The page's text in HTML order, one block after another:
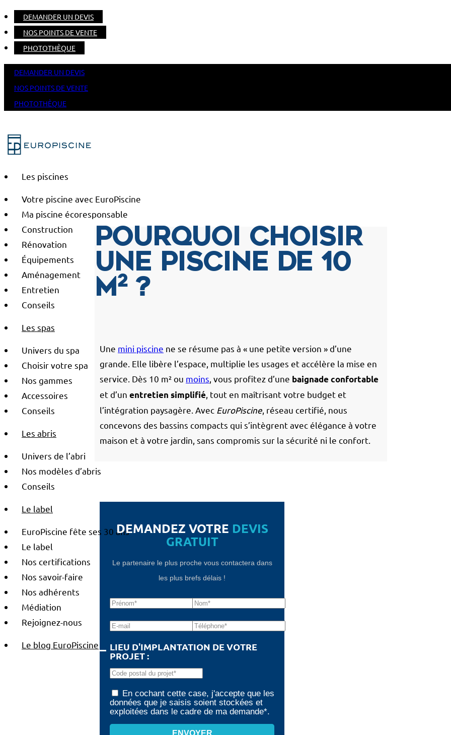
DEMANDER UN DEVIS
NOS POINTS DE VENTE
PHOTOTHÈQUE
DEMANDER UN DEVIS
NOS POINTS DE VENTE
PHOTOTHÈQUE
Les piscines
Votre piscine avec EuroPiscine
Ma piscine écoresponsable
Construction
Rénovation
Équipements
Aménagement
Entretien
Conseils
Les spas
Univers du spa
Choisir votre spa
Nos gammes
Accessoires
Conseils
Les abris
Univers de l’abri
Nos modèles d’abris
Conseils
Le label
EuroPiscine fête ses 30 ans
Le label
Nos certifications
Nos savoir-faire
Nos adhérents
Médiation
Rejoignez-nous
Le blog EuroPiscine
Pourquoi choisir
une piscine de 10
m² ?
Une mini piscine ne se résume pas à « une petite version » d’une
grande. Elle libère l’espace, multiplie les usages et accélère la mise en
service. Dès 10 m² ou moins , vous profitez d’une baignade confortable
et d’un entretien simplifié , tout en maîtrisant votre budget et
l’intégration paysagère. Avec EuroPiscine , réseau certifié, nous
concevons des bassins compacts qui s’intègrent avec élégance à votre
maison et à votre jardin, sans compromis sur la sécurité ni le confort.
DEMANDEZ VOTRE DEVIS
GRATUIT
Le partenaire le plus proche vous contactera dans
les plus brefs délais !
LIEU D'IMPLANTATION DE VOTRE
PROJET :
En cochant cette case, j'accepte que les
données que je saisis soient stockées et
exploitées dans le cadre de ma demande*.